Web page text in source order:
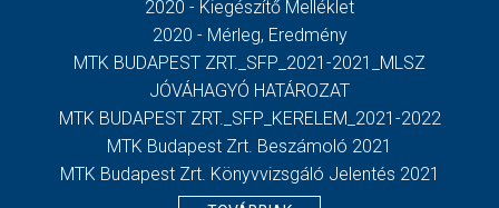
2020 - Kiegészítő Melléklet
2020 - Mérleg, Eredmény
MTK BUDAPEST ZRT._SFP_2021-2021_MLSZ
JÓVÁHAGYÓ HATÁROZAT
MTK BUDAPEST ZRT._SFP_KERELEM_2021-2022
MTK Budapest Zrt. Beszámoló 2021
MTK Budapest Zrt. Könyvvizsgáló Jelentés 2021